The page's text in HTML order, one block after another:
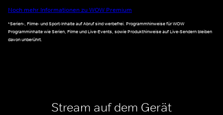
Noch mehr Informationen zu WOW Premium
*Serien-, Filme- und Sport-Inhalte auf Abruf sind werbefrei. Programmhinweise für WOW
Programminhalte wie Serien, Filme und Live-Events, sowie Produkthinweise auf Live-Sendern bleiben
davon unberührt.
Stream auf dem Gerät